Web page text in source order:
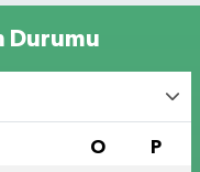
Durumu
O P